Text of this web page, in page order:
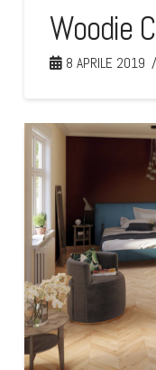
Woodie C
8 APRILE 2019